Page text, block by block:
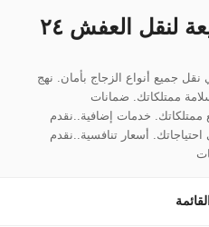
شركة الانجاز السريعة لنقل العفش ٢٤
جميع أنواع الزجاج بأمان. نهج
ممتلكاتك. ضمانات
ممتلكاتك. خدمات إضافية..نقدم
أسعار تنافسية..نقدم
القائمة